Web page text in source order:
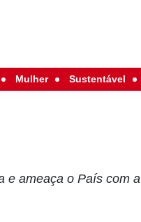
Mulher Sustentável
e ameaça o País com a